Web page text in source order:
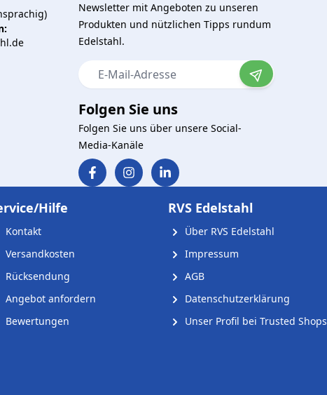
Newsletter mit Angeboten zu unseren
Produkten und nützlichen Tipps rundum
Edelstahl.
E-Mail-Adresse
Folgen Sie uns
Folgen Sie uns über unsere Social-
Media-Kanäle
Hilfe
Kontakt
Versandkosten
Rücksendung
Angebot anfordern
Bewertungen
RVS Edelstahl
Über RVS Edelstahl
Impressum
AGB
Datenschutzerklärung
Unser Profil bei Trusted Shops